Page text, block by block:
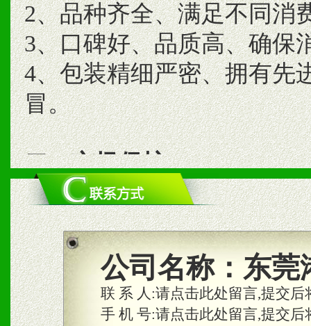
2、品种齐全、满足不同消
3、口碑好、品质高、确保
4、包装精细严密、拥有先
冒。
二、市场保护
1、统一市场价格；建立全
商利润。
2、区域独家经营；建立区
合作关系。公司名称： 东莞
联 系 人:请点击此处留言,提交
手 机 号:请点击此处留言,提交